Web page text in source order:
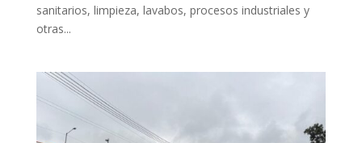
sanitarios, limpieza, lavabos, procesos industriales y
otras...